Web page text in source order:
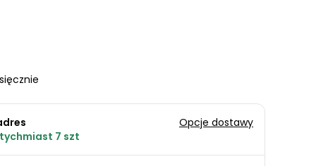
7 szt
Opcje dostawy